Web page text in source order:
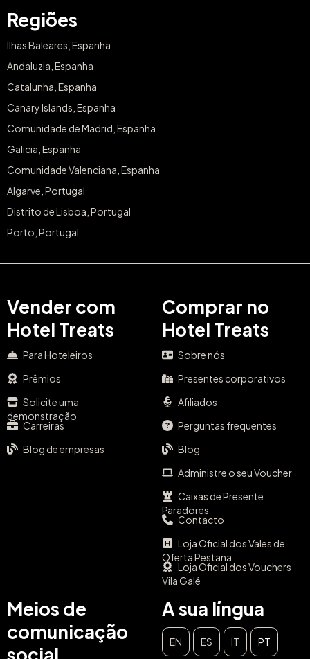
Regiões
Ilhas Baleares, Espanha
Andaluzia, Espanha
Catalunha, Espanha
Canary Islands, Espanha
Comunidade de Madrid, Espanha
Galicia, Espanha
Comunidade Valenciana, Espanha
Algarve, Portugal
Distrito de Lisboa, Portugal
Porto, Portugal
Vender com
Hotel Treats
Para Hoteleiros
Prêmios
Solicite uma
demonstração
Carreiras
Blog de empresas
Comprar no
Hotel Treats
Sobre nós
Presentes corporativos
Afiliados
Perguntas frequentes
Blog
Administre o seu Voucher
Caixas de Presente
Paradores
Contacto
Loja Oficial dos Vales de
Oferta Pestana
Loja Oficial dos Vouchers
Vila Galé
Meios de
comunicação
A sua língua
EN ES IT PT